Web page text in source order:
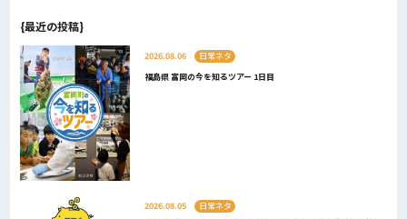
{最近の投稿}
2026.08.06
日常ネタ
福島県 富岡の今を知るツアー 1日目
2026.08.05
日常ネタ